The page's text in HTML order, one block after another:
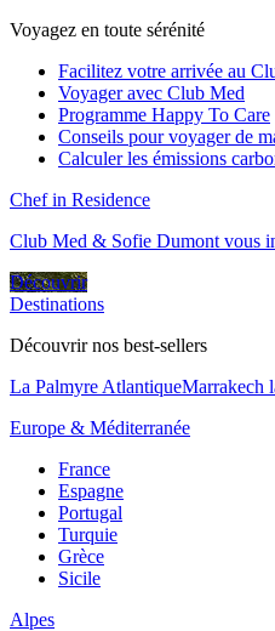
Voyagez en toute sérénité
Facilitez votre arrivée au
Voyager avec Club Med
Programme Happy To Care
Conseils pour voyager de
Calculer les émissions
Chef in Residence
Club Med & Sofie Dumont vous
Découvrir
Destinations
Découvrir nos best-sellers
La Palmyre AtlantiqueMarrakech
Europe & Méditerranée
France
Espagne
Portugal
Turquie
Grèce
Sicile
Alpes